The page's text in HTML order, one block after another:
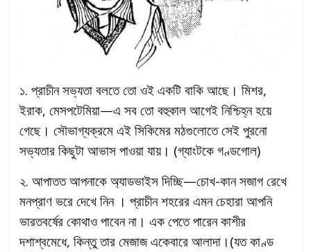
১. প্রাচীন সভ্যতা বলতে তো ওই একটি বাকি আছে। মিশর,
ইরাক, মেসপটেমিয়া—এ সব তো বহুকাল আগেই নিশ্চিহ্ন হয়ে
গেছে। সৌভাগ্যক্রমে এই সিকিমের মঠগুলোতে সেই পুরনো
সভ্যতার কিছুটা আভাস পাওয়া যায়। (গ্যাংটকে গণ্ডগোল)
২. আপাতত আপনাকে অ্যাডভাইস দিচ্ছি—চোখ-কান সজাগ রেখে
মনপ্রাণ ভরে দেখে নিন । প্রাচীন শহরের এমন চেহারা আপনি
ভারতবর্ষের কোথাও পাবেন না। এক পেতে পারেন কাশীর
দশাশ্বমেধে, কিন্তু তার মেজাজ একেবারে আলাদা।(যত কাণ্ড